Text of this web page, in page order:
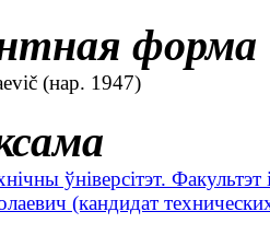
форма
(нар. 1947)
ўніверсітэт. Факультэт
(кандидат